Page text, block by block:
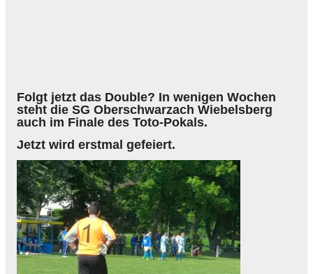
Folgt jetzt das Double? In wenigen Wochen
steht die SG Oberschwarzach Wiebelsberg
auch im Finale des Toto-Pokals.
Jetzt wird erstmal gefeiert.